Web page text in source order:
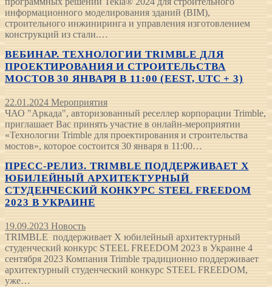
информационного моделирования зданий (BIM),
строительного инжиниринга и управления изготовлением
конструкций из стали.…
ВЕБИНАР. ТЕХНОЛОГИИ TRIMBLE ДЛЯ
ПРОЕКТИРОВАНИЯ И СТРОИТЕЛЬСТВА
МОСТОВ 30 ЯНВАРЯ В 11:00 (EEST, UTC + 3)
22.01.2024 Мероприятия
ЧАО "Аркада", авторизованный реселлер корпорации Trimble,
приглашает Вас принять участие в онлайн-мероприятии
«Технологии Trimble для проектирования и строительства
мостов», которое состоится 30 января в 11:00…
ПРЕСС-РЕЛИЗ. TRIMBLE ПОДДЕРЖИВАЕТ Х
ЮБИЛЕЙНЫЙ АРХИТЕКТУРНЫЙ
СТУДЕНЧЕСКИЙ КОНКУРС STEEL FREEDOM
2023 В УКРАИНЕ
19.09.2023 Новость
TRIMBLE поддерживает Х юбилейный архитектурный
студенческий конкурс STEEL FREEDOM 2023 в Украине 4
сентября 2023 Компания Trimble традиционно поддерживает
архитектурный студенческий конкурс STEEL FREEDOM,
уже…